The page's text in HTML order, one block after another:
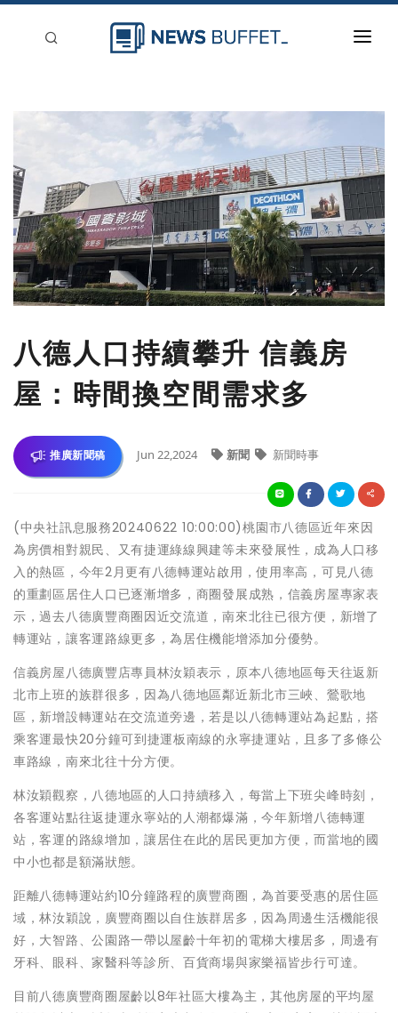
新聞稿分類
刊登
八德人口持續攀升 信義房
屋：時間換空間需求多
推廣新聞稿 Jun 22,2024 新聞 新聞時事
(中央社訊息服務20240622 10:00:00)桃園市八德區近年來因
為房價相對親民、又有捷運綠線興建等未來發展性，成為人口移
入的熱區，今年2月更有八德轉運站啟用，使用率高，可見八德
的重劃區居住人口已逐漸增多，商圈發展成熟，信義房屋專家表
示，過去八德廣豐商圈因近交流道，南來北往已很方便，新增了
轉運站，讓客運路線更多，為居住機能增添加分優勢。
信義房屋八德廣豐店專員林汝穎表示，原本八德地區每天往返新
北市上班的族群很多，因為八德地區鄰近新北市三峽、鶯歌地
區，新增設轉運站在交流道旁邊，若是以八德轉運站為起點，搭
乘客運最快20分鐘可到捷運板南線的永寧捷運站，且多了多條公
車路線，南來北往十分方便。
林汝穎觀察，八德地區的人口持續移入，每當上下班尖峰時刻，
各客運站點往返捷運永寧站的人潮都爆滿，今年新增八德轉運
站，客運的路線增加，讓居住在此的居民更加方便，而當地的國
中小也都是額滿狀態。
距離八德轉運站約10分鐘路程的廣豐商圈，為首要受惠的居住區
域，林汝穎說，廣豐商圈以自住族群居多，因為周邊生活機能很
好，大智路、公園路一帶以屋齡十年初的電梯大樓居多，周邊有
牙科、眼科、家醫科等診所、百貨商場與家樂福皆步行可達。
目前八德廣豐商圈屋齡以8年社區大樓為主，其他房屋的平均屋